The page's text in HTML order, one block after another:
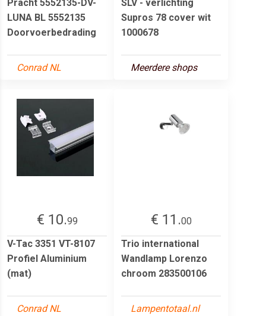
Pracht 5552135-DV-
LUNA BL 5552135
Doorvoerbedrading
Conrad NL
SLV - verlichting
Supros 78 cover wit
1000678
Meerdere shops
€ 10.99
V-Tac 3351 VT-8107
Profiel Aluminium
(mat)
Conrad NL
€ 11.00
Trio international
Wandlamp Lorenzo
chroom 283500106
Lampentotaal.nl